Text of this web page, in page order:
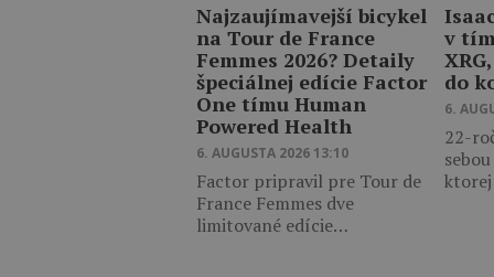
Najzaujímavejší bicykel
na Tour de France
Femmes 2026? Detaily
špeciálnej edície Factor
One tímu Human
Powered Health
6. AUGUSTA 2026 13:10
Factor pripravil pre Tour de
France Femmes dve
limitované edície…
v
do
6.
22-